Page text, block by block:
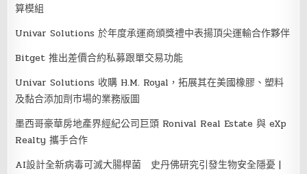
算模組
Univar Solutions 於年度承運商頒獎禮中表揚頂尖運輸合作夥伴
Bitget 推出差價合約私募跟單交易功能
Univar Solutions 收購 H.M. Royal，拓展其在美國橡膠、塑料
及黏合添加劑市場的業務版圖
墨西哥豪華房地產界經紀公司巨頭 Ronival Real Estate 與 eXp
Realty 攜手合作
AI設計全新病毒可滅大腸桿菌 史丹佛研究引發生物安全隱憂 |